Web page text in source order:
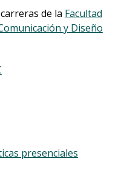
Blog
de
de la Facultad
y Diseño
presenciales